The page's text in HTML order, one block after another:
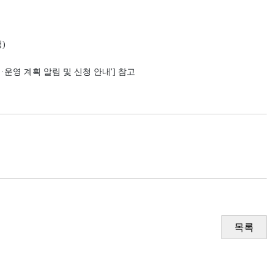
)
운영 계획 알림 및 신청 안내'] 참고
목록